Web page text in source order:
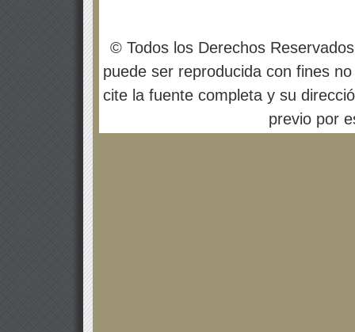
© Todos los Derechos
puede ser reproducida con fines
cite la fuente completa y su
previo por